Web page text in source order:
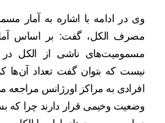
وی در ادامه با اشاره به آمار
مصرف الکل، گفت: بر اساس
مسمومیت‌های ناشی از الکل
نیست که بتوان گفت تعداد
افرادی به مراکز اورژانس مراجعه
وضعیت وخیمی قرار دارند چرا که